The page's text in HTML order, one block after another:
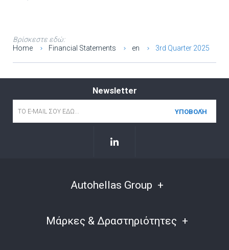
Βρίσκεστε εδώ:
Home
Financial Statements en 3rd Quarter 2025
Newsletter
Autohellas Group
Μάρκες & Δραστηριότητες